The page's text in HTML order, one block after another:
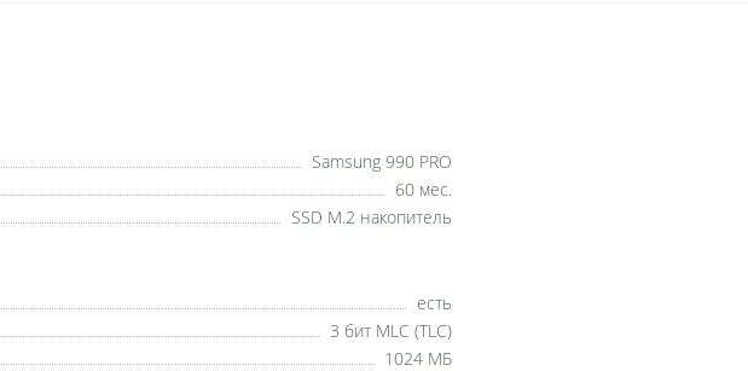
Samsung 990 PRO
60 мес.
SSD M.2 накопитель
есть
3 бит MLC (TLC)
1024 МБ